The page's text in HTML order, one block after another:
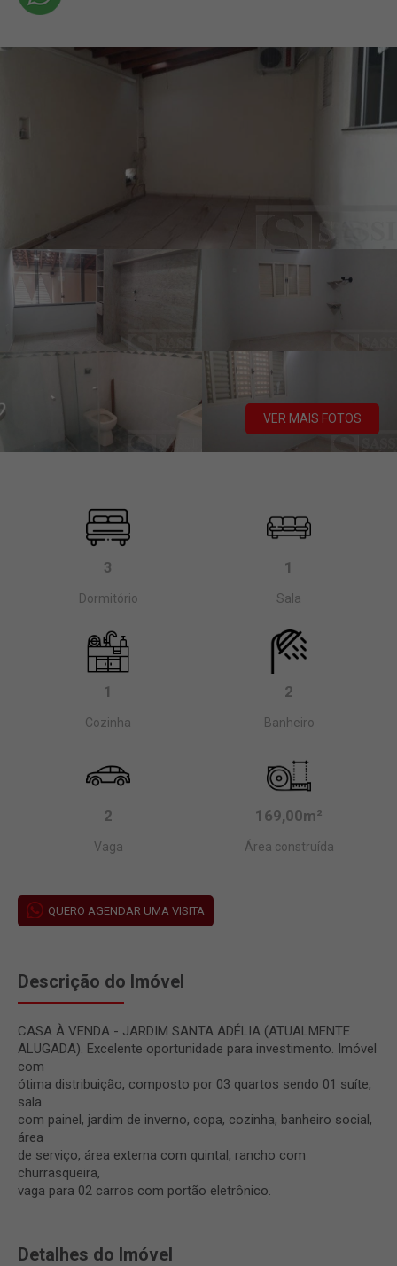
VER MAIS FOTOS
3
Dormitório
1
Sala
1
Cozinha
2
Banheiro
2
Vaga
169,00m²
Área construída
QUERO AGENDAR UMA VISITA
Descrição do Imóvel
CASA À VENDA - JARDIM SANTA ADÉLIA (ATUALMENTE
ALUGADA). Excelente oportunidade para investimento. Imóvel
com
ótima distribuição, composto por 03 quartos sendo 01 suíte,
sala
com painel, jardim de inverno, copa, cozinha, banheiro social,
área
de serviço, área externa com quintal, rancho com
churrasqueira,
vaga para 02 carros com portão eletrônico.
Detalhes do Imóvel